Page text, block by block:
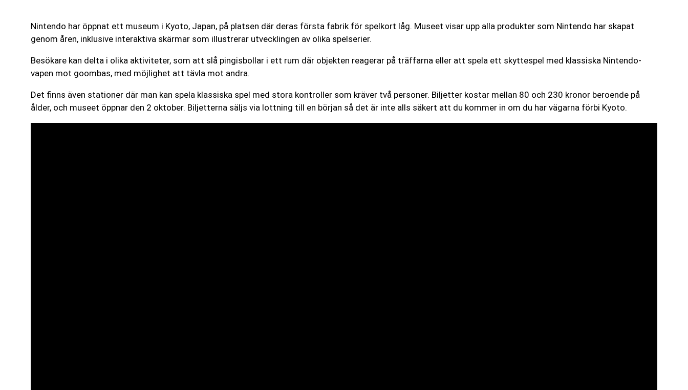
Nintendo har öppnat ett museum i Kyoto, Japan, på platsen där deras första fabrik för spelkort låg. Museet visar upp alla produkter som Nintendo har skapat
genom åren, inklusive interaktiva skärmar som illustrerar utvecklingen av olika spelserier.
Besökare kan delta i olika aktiviteter, som att slå pingisbollar i ett rum där objekten reagerar på träffarna eller att spela ett skyttespel med klassiska Nintendo-
vapen mot goombas, med möjlighet att tävla mot andra.
Det finns även stationer där man kan spela klassiska spel med stora kontroller som kräver två personer. Biljetter kostar mellan 80 och 230 kronor beroende på
ålder, och museet öppnar den 2 oktober. Biljetterna säljs via lottning till en början så det är inte alls säkert att du kommer in om du har vägarna förbi Kyoto.